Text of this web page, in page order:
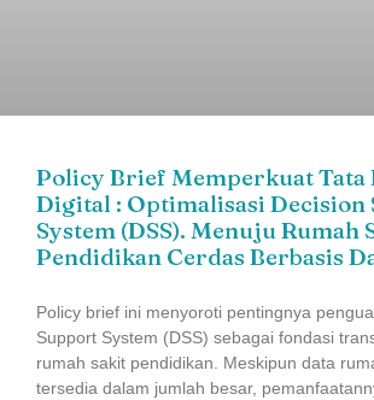
Policy Brief Memperkuat Tata
Digital : Optimalisasi Decision
System (DSS). Menuju Rumah
Pendidikan Cerdas Berbasis
Policy brief ini menyoroti pentingnya
Support System (DSS) sebagai fondasi
rumah sakit pendidikan. Meskipun data
tersedia dalam jumlah besar,